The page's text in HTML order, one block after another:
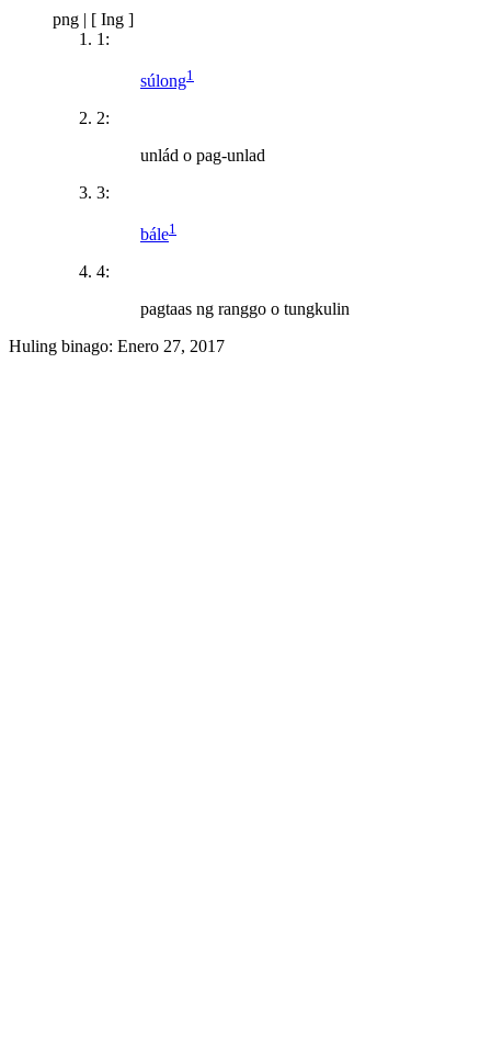
png | [ Ing ]
1:
súlong1
2:
unlád o pag-unlad
3:
bále1
4:
pagtaas ng ranggo o tungkulin
Huling binago: Enero 27, 2017